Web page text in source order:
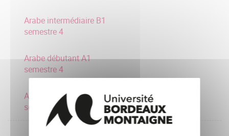
Arabe intermédiaire B1
semestre 4
Arabe débutant A1
semestre 4
Arabe consolidation A2
semestre 4